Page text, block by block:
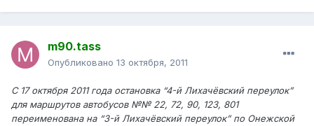
m90.tass
Опубликовано 13 октября, 2011
С 17 октября 2011 года остановка “4-й Лихачёвский переулок”
для маршрутов автобусов №№ 22, 72, 90, 123, 801
переименована на “3-й Лихачёвский переулок” по Онежской